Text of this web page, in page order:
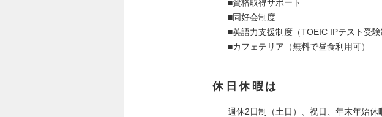
■資格取得サポート
■同好会制度
■英語力支援制度（TOEIC IPテスト受験
■カフェテリア（無料で昼食利用可）
休日休暇は
週休2日制（土日）、祝日、年末年始